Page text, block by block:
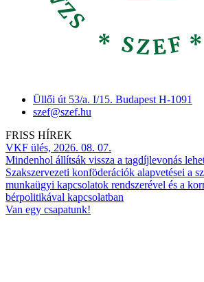
Üllői út 53/a. I/15. Budapest H-1091
szef@szef.hu
FRISS HÍREK
VKF ülés, 2026. 08. 07.
Mindenhol állítsák vissza a tagdíjlevonás
Szakszervezeti konföderációk alapvetései a
munkaügyi kapcsolatok rendszerével és a
bérpolitikával kapcsolatban
Van egy csapatunk!